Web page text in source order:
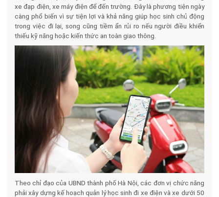
xe đạp điện, xe máy điện để đến trường. Đây là phương tiện ngày
càng phổ biến vì sự tiện lợi và khả năng giúp học sinh chủ động
trong việc đi lại, song cũng tiềm ẩn rủi ro nếu người điều khiển
thiếu kỹ năng hoặc kiến thức an toàn giao thông.
Theo chỉ đạo của UBND thành phố Hà Nội, các đơn vị chức năng
phải xây dựng kế hoạch quản lý học sinh đi xe điện và xe dưới 50